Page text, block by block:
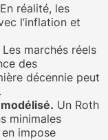
En réalité, les
l’inflation et
Les marchés réels
des
décennie peut
Un Roth
minimales
impose